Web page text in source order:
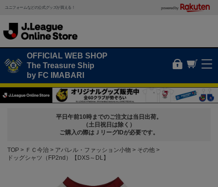
ユニフォームなどの公式グッズが買える！ powered by
OFFICIAL WEB SHOP
The Treasure Ship
by FC IMABARI
平日午前10時までのご注文は当日出荷。
（土日祝日は除く）
ご購入の際はＪリーグIDが必要です。
TOP ＦＣ今治 アパレル・ファッション小物
その他
ドッグシャツ（FP2nd）【DXS～DL】